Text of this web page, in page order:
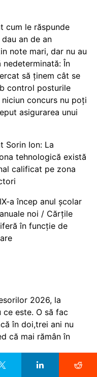
cum le răspunde
an de an
note mari, dar nu au
În
să ținem cât se
control posturile
concurs nu poți
asigurarea unui
Sorin Ion: La
tehnologică există
calificat pe zona
a încep anul școlar
noi / Cărțile
în funcție de
2026, la
ce este. O să fac
în doi,trei ani nu
că mai rămân în
memorandumul